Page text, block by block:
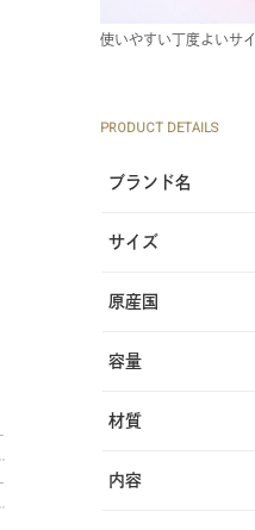
使いやすい丁度よいサ
PRODUCT DETAILS
ブランド名
サイズ
原産国
容量
材質
内容